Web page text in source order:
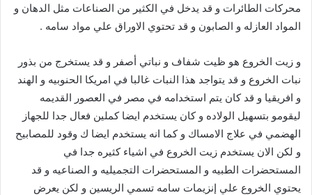
ا
محركات الطائرات و قد يدخل في الكثير من الصناعات مثل الدهان و
المواد العازله و الصابون و قد تحتوي الاوراق علي مواد سامه .
و زيت الخروع هو ظيت شفاف و نباتي أصفر و قد يستخرج من بذور
نبات الخروع و قد يتواجد هذا النبات غالبا في امريكا الحنوبيه و الهند
و افريقيا و قد كان يتم استخدامه في مصر في العصور القديمه
ليقومو بتسهيل الولاده و كان يستخدم ايضا كملين فعال جدا للجهاز
الهضمي في علاج الامساك و كما انه يستخدم ايضا ك وقود للمصابيح
و لكن الان يستخدم زيت الخروع في اشياء كثيره جدا في
المستحضرات الطبيه و المستحضرات التجميليه و الصناعيه و قد
يحتوي الخروع علي إنزيمات سامه تسمي الريسين و لكن يعرض